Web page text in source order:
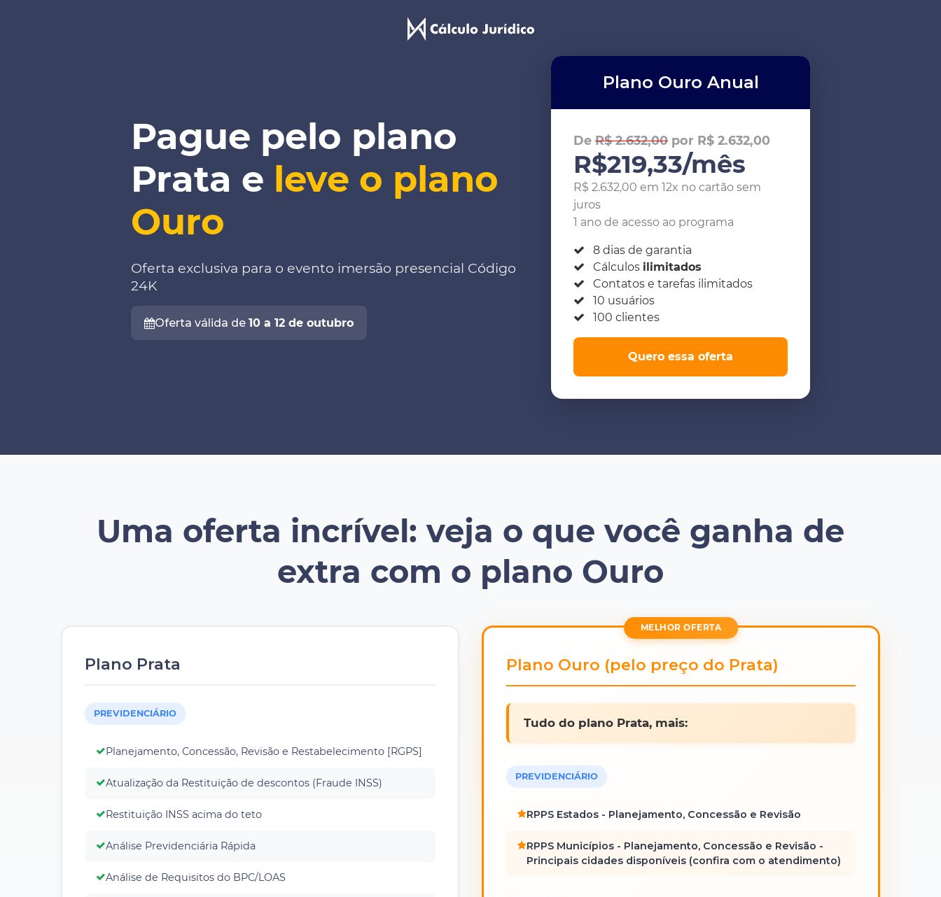
Pague pelo plano
Prata e leve o plano
Ouro
Oferta exclusiva para o evento imersão presencial Código
24K
Oferta válida de10 a 12 de outubro
Plano Ouro Anual
De R$2.632,00 por R$ 2.632,00
R$219,33/mês
R$ 2.632,00 em 12x no cartão sem
juros
1 ano de acesso ao programa
8 dias de garantia
Cálculos ilimitados
Contatos e tarefas ilimitados
10 usuários
100 clientes
Quero essa oferta
Uma oferta incrível: veja o que você ganha de
extra com o plano Ouro
Plano Prata
PREVIDENCIÁRIO
Planejamento, Concessão, Revisão e Restabelecimento [RGPS]
Atualização da Restituição de descontos (Fraude INSS)
Restituição INSS acima do teto
Análise Previdenciária Rápida
Análise de Requisitos do BPC/LOAS
Plano Ouro (pelo preço do Prata)
Tudo do plano Prata, mais:
PREVIDENCIÁRIO
RPPS Estados - Planejamento, Concessão e Revisão
RPPS Municípios - Planejamento, Concessão e Revisão -
Principais cidades disponíveis (confira com o atendimento)